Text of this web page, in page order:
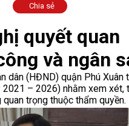
Chia sẻ
quyết quan
và ngân
dân (HĐND) quận Phú Xuân
– 2026) nhằm xem xét,
trọng thuộc thẩm quyền.